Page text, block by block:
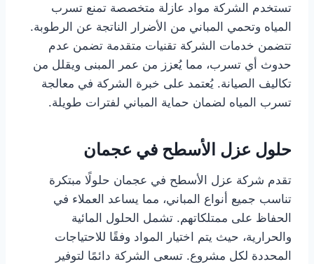
تستخدم الشركة مواد عازلة متخصصة تمنع تسرب
المياه وتحمي المباني من الأضرار الناتجة عن الرطوبة.
تتضمن خدمات الشركة تقنيات متقدمة تضمن عدم
حدوث أي تسرب، مما يُعزز من عمر المبنى ويقلل من
تكاليف الصيانة. يُعتمد على خبرة الشركة في معالجة
تسرب المياه لضمان حماية المباني لفترات طويلة.
حلول عزل الأسطح في عجمان
تقدم شركة عزل الأسطح في عجمان حلولًا مبتكرة
تناسب جميع أنواع المباني، مما يساعد العملاء في
الحفاظ على ممتلكاتهم. تشمل الحلول المائية
والحرارية، حيث يتم اختيار المواد وفقًا للاحتياجات
المحددة لكل مشروع. تسعى الشركة دائمًا لتوفير